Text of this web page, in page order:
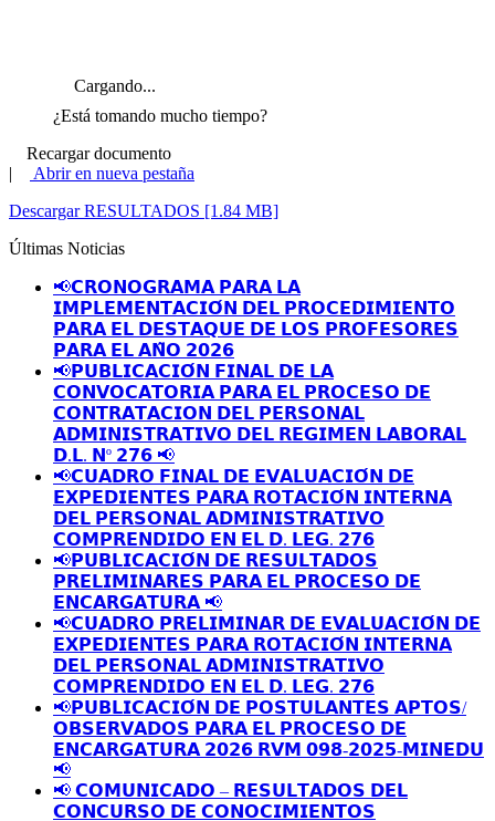
Cargando...
¿Está tomando mucho tiempo?
Recargar documento
|
Abrir en nueva pestaña
Descargar RESULTADOS [1.84 MB]
Últimas Noticias
📢𝗖𝗥𝗢𝗡𝗢𝗚𝗥𝗔𝗠𝗔 𝗣𝗔𝗥𝗔 𝗟𝗔
𝗜𝗠𝗣𝗟𝗘𝗠𝗘𝗡𝗧𝗔𝗖𝗜𝗢́𝗡 𝗗𝗘𝗟 𝗣𝗥𝗢𝗖𝗘𝗗𝗜𝗠𝗜𝗘𝗡𝗧𝗢
𝗣𝗔𝗥𝗔 𝗘𝗟 𝗗𝗘𝗦𝗧𝗔𝗤𝗨𝗘 𝗗𝗘 𝗟𝗢𝗦 𝗣𝗥𝗢𝗙𝗘𝗦𝗢𝗥𝗘𝗦
𝗣𝗔𝗥𝗔 𝗘𝗟 𝗔𝗡̃𝗢 𝟮𝟬𝟮𝟲
📢𝗣𝗨𝗕𝗟𝗜𝗖𝗔𝗖𝗜𝗢́𝗡 𝗙𝗜𝗡𝗔𝗟 𝗗𝗘 𝗟𝗔
𝗖𝗢𝗡𝗩𝗢𝗖𝗔𝗧𝗢𝗥𝗜𝗔 𝗣𝗔𝗥𝗔 𝗘𝗟 𝗣𝗥𝗢𝗖𝗘𝗦𝗢 𝗗𝗘
𝗖𝗢𝗡𝗧𝗥𝗔𝗧𝗔𝗖𝗜𝗢𝗡 𝗗𝗘𝗟 𝗣𝗘𝗥𝗦𝗢𝗡𝗔𝗟
𝗔𝗗𝗠𝗜𝗡𝗜𝗦𝗧𝗥𝗔𝗧𝗜𝗩𝗢 𝗗𝗘𝗟 𝗥𝗘𝗚𝗜𝗠𝗘𝗡 𝗟𝗔𝗕𝗢𝗥𝗔𝗟
𝗗.𝗟. 𝗡º 𝟮𝟳𝟲 📢
📢𝗖𝗨𝗔𝗗𝗥𝗢 𝗙𝗜𝗡𝗔𝗟 𝗗𝗘 𝗘𝗩𝗔𝗟𝗨𝗔𝗖𝗜𝗢́𝗡 𝗗𝗘
𝗘𝗫𝗣𝗘𝗗𝗜𝗘𝗡𝗧𝗘𝗦 𝗣𝗔𝗥𝗔 𝗥𝗢𝗧𝗔𝗖𝗜𝗢́𝗡 𝗜𝗡𝗧𝗘𝗥𝗡𝗔
𝗗𝗘𝗟 𝗣𝗘𝗥𝗦𝗢𝗡𝗔𝗟 𝗔𝗗𝗠𝗜𝗡𝗜𝗦𝗧𝗥𝗔𝗧𝗜𝗩𝗢
𝗖𝗢𝗠𝗣𝗥𝗘𝗡𝗗𝗜𝗗𝗢 𝗘𝗡 𝗘𝗟 𝗗. 𝗟𝗘𝗚. 𝟮𝟳𝟲
📢𝗣𝗨𝗕𝗟𝗜𝗖𝗔𝗖𝗜𝗢́𝗡 𝗗𝗘 𝗥𝗘𝗦𝗨𝗟𝗧𝗔𝗗𝗢𝗦
𝗣𝗥𝗘𝗟𝗜𝗠𝗜𝗡𝗔𝗥𝗘𝗦 𝗣𝗔𝗥𝗔 𝗘𝗟 𝗣𝗥𝗢𝗖𝗘𝗦𝗢 𝗗𝗘
𝗘𝗡𝗖𝗔𝗥𝗚𝗔𝗧𝗨𝗥𝗔 📢
📢𝗖𝗨𝗔𝗗𝗥𝗢 𝗣𝗥𝗘𝗟𝗜𝗠𝗜𝗡𝗔𝗥 𝗗𝗘 𝗘𝗩𝗔𝗟𝗨𝗔𝗖𝗜𝗢́𝗡 𝗗𝗘
𝗘𝗫𝗣𝗘𝗗𝗜𝗘𝗡𝗧𝗘𝗦 𝗣𝗔𝗥𝗔 𝗥𝗢𝗧𝗔𝗖𝗜𝗢́𝗡 𝗜𝗡𝗧𝗘𝗥𝗡𝗔
𝗗𝗘𝗟 𝗣𝗘𝗥𝗦𝗢𝗡𝗔𝗟 𝗔𝗗𝗠𝗜𝗡𝗜𝗦𝗧𝗥𝗔𝗧𝗜𝗩𝗢
𝗖𝗢𝗠𝗣𝗥𝗘𝗡𝗗𝗜𝗗𝗢 𝗘𝗡 𝗘𝗟 𝗗. 𝗟𝗘𝗚. 𝟮𝟳𝟲
📢𝗣𝗨𝗕𝗟𝗜𝗖𝗔𝗖𝗜𝗢́𝗡 𝗗𝗘 𝗣𝗢𝗦𝗧𝗨𝗟𝗔𝗡𝗧𝗘𝗦 𝗔𝗣𝗧𝗢𝗦/
𝗢𝗕𝗦𝗘𝗥𝗩𝗔𝗗𝗢𝗦 𝗣𝗔𝗥𝗔 𝗘𝗟 𝗣𝗥𝗢𝗖𝗘𝗦𝗢 𝗗𝗘
𝗘𝗡𝗖𝗔𝗥𝗚𝗔𝗧𝗨𝗥𝗔 𝟮𝟬𝟮𝟲 𝗥𝗩𝗠 𝟬𝟵𝟴-𝟮𝟬𝟮𝟱-𝗠𝗜𝗡𝗘𝗗𝗨
📢
📢 𝗖𝗢𝗠𝗨𝗡𝗜𝗖𝗔𝗗𝗢 – 𝗥𝗘𝗦𝗨𝗟𝗧𝗔𝗗𝗢𝗦 𝗗𝗘𝗟
𝗖𝗢𝗡𝗖𝗨𝗥𝗦𝗢 𝗗𝗘 𝗖𝗢𝗡𝗢𝗖𝗜𝗠𝗜𝗘𝗡𝗧𝗢𝗦